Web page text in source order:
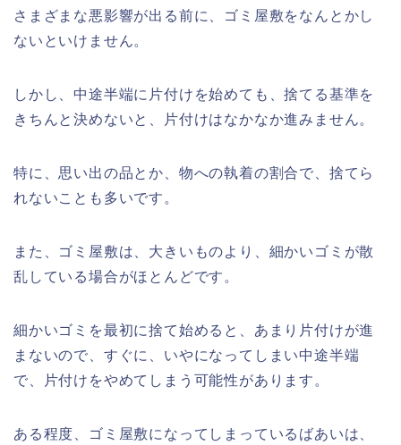
さまざまな悪影響が出る前に、ゴミ屋敷をなんとかし
ないといけません。
しかし、中途半端に片付けを始めても、捨てる基準を
きちんと決めないと、片付けはなかなか進みません。
特に、思い出の品とか、物への執着の割合で、捨てら
れないことも多いです。
また、ゴミ屋敷は、大きいものより、細かいゴミが散
乱している場合がほとんどです。
細かいゴミを最初に捨て始めると、あまり片付けが進
まないので、すぐに、いやになってしまい中途半端
で、片付けをやめてしまう可能性があります。
ある程度、ゴミ屋敷になってしまっているばあいは、